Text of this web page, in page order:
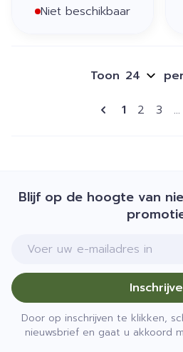
Niet beschikbaar
U lees
1 Pagina
2 Pagina
3 ...
Toon
Blijf op de hoogte van
E-mail adres
Door op inschrijven te klikken,
nieuwsbrief en gaat u akkoord